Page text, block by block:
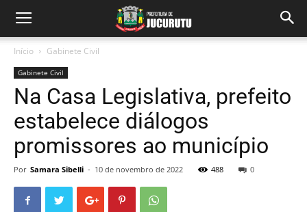
Início Gabinete Civil
Gabinete Civil
Na Casa Legislativa, prefeito
estabelece diálogos
promissores ao município
Por Samara Sibelli - 10 de novembro de 2022 488 0